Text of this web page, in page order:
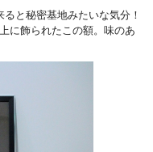
と秘密基地みたいな気分！
に飾られたこの額。味のあ